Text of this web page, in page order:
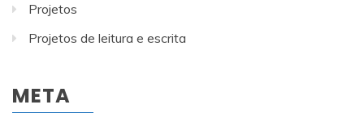
Projetos
Projetos de leitura e escrita
META